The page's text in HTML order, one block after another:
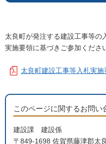
太良町が発注する建設工事等の
実施要領に基づきご参加くださ
太良町建設工事等入札実施
このページに関するお問い
建設課 建設係
〒849-1698 佐賀県藤津郡太